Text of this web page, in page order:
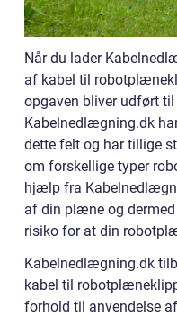
Når du lader
af kabel til
opgaven bliver udført
Kabelnedlægning.dk
dette felt og har tillige
om forskellige typer
hjælp fra
af din plæne og
risiko for at din
Kabelnedlægning.dk
kabel til
forhold til anvendelse